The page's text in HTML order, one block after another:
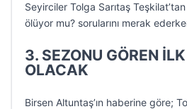
Seyirciler Tolga Sarıtaş
ölüyor mu? sorularını merak
3. SEZONU GÖREN
OLACAK
Birsen Altuntaş’ın haberine göre;